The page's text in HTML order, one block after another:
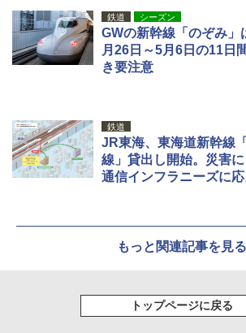
鉄道 シーズン
GWの新幹線「のぞみ」
月26日～5月6日の11日
き要注意
鉄道
JR東海、東海道新幹線
線」貸出し開始。災害
通信インフラニーズに
もっと関連記事を見る
トップページに戻る